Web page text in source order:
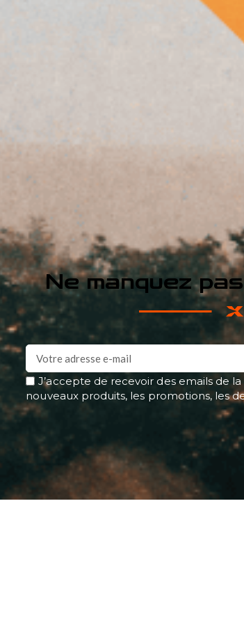
Ne manquez
J’accepte de recevoir des emails de
nouveaux produits, les promotions, les